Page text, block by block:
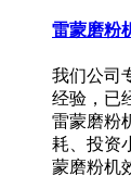
雷蒙磨粉
我们公司
经验，已
雷蒙磨粉
耗、投资
蒙磨粉机